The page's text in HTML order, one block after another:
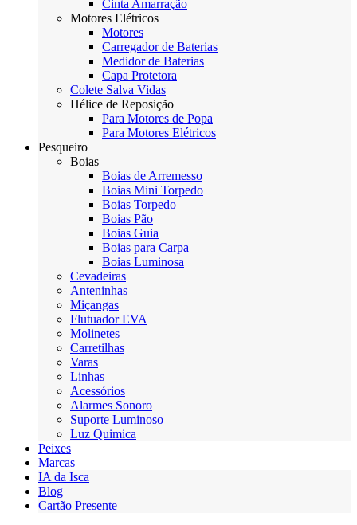
Cinta Amarração
Motores Elétricos
Motores
Carregador de Baterias
Medidor de Baterias
Capa Protetora
Colete Salva Vidas
Hélice de Reposição
Para Motores de Popa
Para Motores Elétricos
Pesqueiro
Boias
Boias de Arremesso
Boias Mini Torpedo
Boias Torpedo
Boias Pão
Boias Guia
Boias para Carpa
Boias Luminosa
Cevadeiras
Anteninhas
Miçangas
Flutuador EVA
Molinetes
Carretilhas
Varas
Linhas
Acessórios
Alarmes Sonoro
Suporte Luminoso
Luz Quimica
Peixes
Marcas
IA da Isca
Blog
Cartão Presente